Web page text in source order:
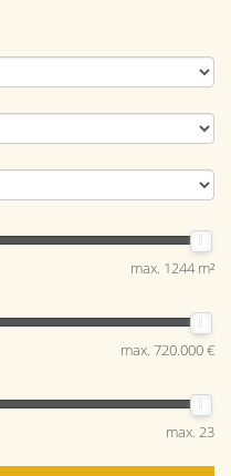
max. 1244 m²
max. 720.000 €
max. 23